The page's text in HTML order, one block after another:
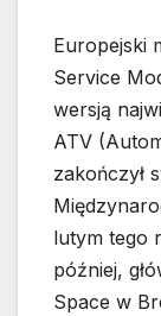
Europejski
Service
wersją
ATV
zakończył
lutym tego
później,
Space w